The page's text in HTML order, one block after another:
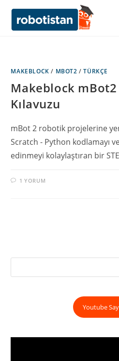
MAKEBLOCK / MBOT2 /TÜRKÇE
Makeblock
Kılavuzu
mBot 2 robotik projelerine
Scratch - Python kodlamayı
edinmeyi kolaylaştıran bir
1 YORUM
Youtube